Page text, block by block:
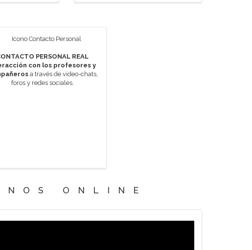
PERSONAL REAL
con los profesores y
a través de vídeo-chats,
foros y redes sociales.
ONLINE